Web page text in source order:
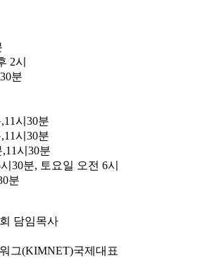
2시
분
시30분
시30분
시30분
30분, 토요일 오전 6시
분
담임목사
그(KIMNET)국제대표